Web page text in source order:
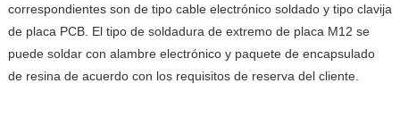
correspondientes son de tipo cable electrónico soldado y tipo clavija
de placa PCB. El tipo de soldadura de extremo de placa M12 se
puede soldar con alambre electrónico y paquete de encapsulado
de resina de acuerdo con los requisitos de reserva del cliente.